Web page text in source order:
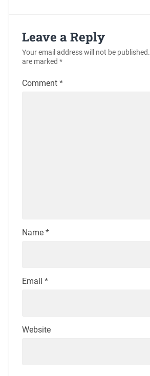
Leave a Reply
Your email address will not be published.
are marked *
Comment *
Name *
Email *
Website